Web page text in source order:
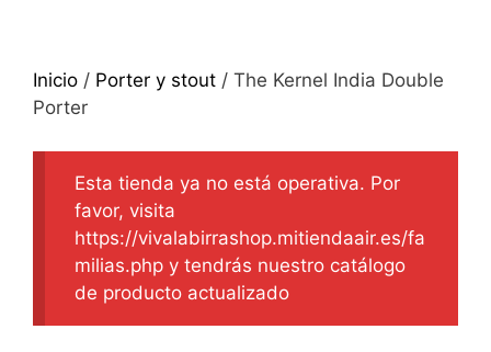
Inicio / Porter y stout / The Kernel India Double
Porter
Esta tienda ya no está operativa. Por
favor, visita
https://vivalabirrashop.mitiendaair.es/fa
milias.php y tendrás nuestro catálogo
de producto actualizado